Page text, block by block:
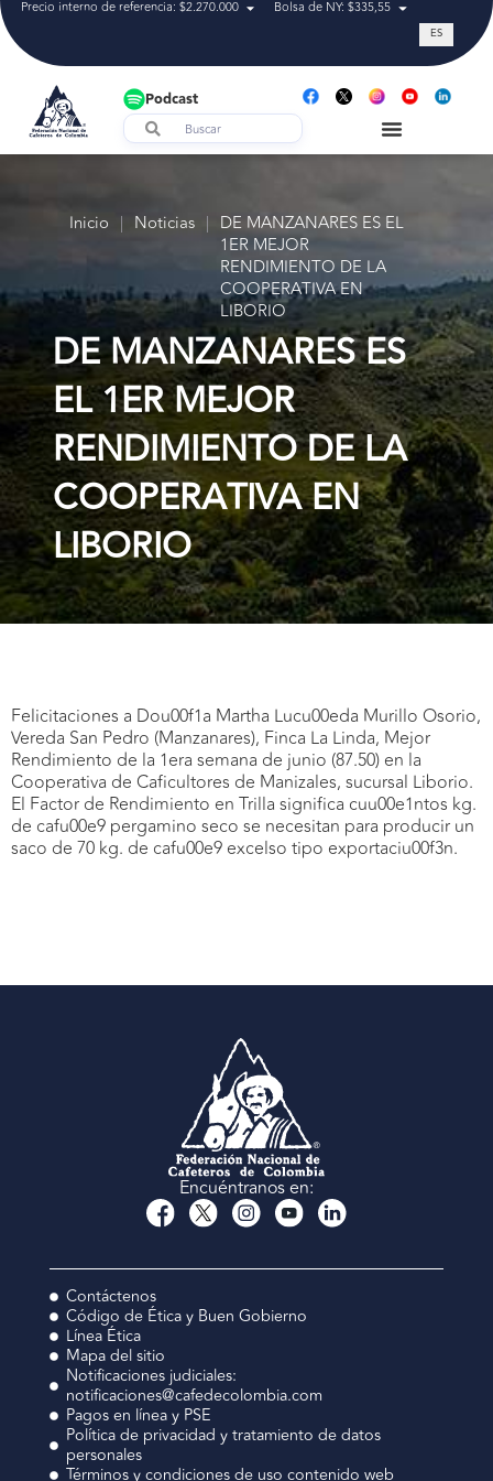
Precio interno de referencia: $2.270.000 Bolsa de NY: $335,55 Tasa de
ES
Podcast
Inicio | Noticias | DE MANZANARES ES EL
1ER MEJOR
RENDIMIENTO DE LA
COOPERATIVA EN
LIBORIO
DE MANZANARES ES
EL 1ER MEJOR
RENDIMIENTO DE LA
COOPERATIVA EN
LIBORIO
Felicitaciones a Dou00f1a Martha Lucu00eda Murillo Osorio,
Vereda San Pedro (Manzanares), Finca La Linda, Mejor
Rendimiento de la 1era semana de junio (87.50) en la
Cooperativa de Caficultores de Manizales, sucursal Liborio.
El Factor de Rendimiento en Trilla significa cuu00e1ntos kg.
de cafu00e9 pergamino seco se necesitan para producir un
saco de 70 kg. de cafu00e9 excelso tipo exportaciu00f3n.
Encuéntranos en:
Contáctenos
Código de Ética y Buen Gobierno
Línea Ética
Mapa del sitio
Notificaciones judiciales:
notificaciones@cafedecolombia.com
Pagos en línea y PSE
Política de privacidad y tratamiento de datos
personales
Términos y condiciones de uso contenido web